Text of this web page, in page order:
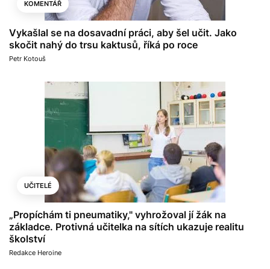
KOMENTÁŘ
Vykašlal se na dosavadní práci, aby šel učit. Jako
skočit nahý do trsu kaktusů, říká po roce
Petr Kotouš
UČITELÉ
„Propíchám ti pneumatiky," vyhrožoval jí žák na
základce. Protivná učitelka na sítích ukazuje realitu
školství
Redakce Heroine